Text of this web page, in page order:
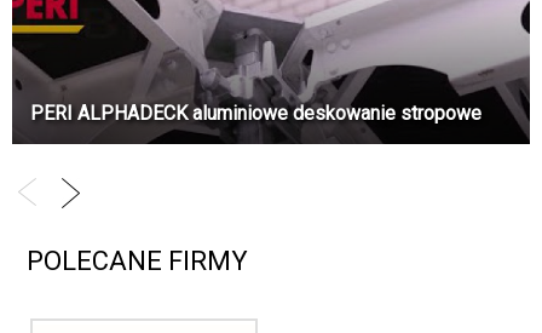
PERI ALPHADECK aluminiowe deskowanie stropowe
POLECANE FIRMY